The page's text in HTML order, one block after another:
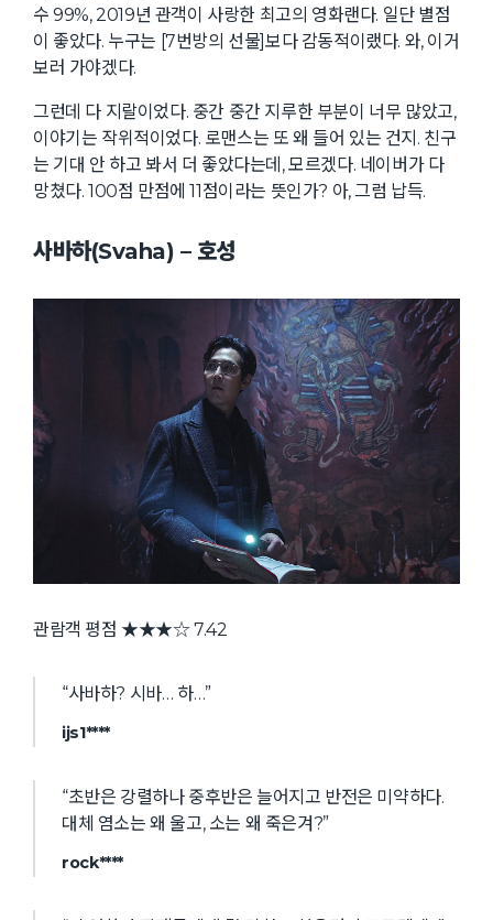
수 99%, 2019년 관객이 사랑한 최고의 영화랜다. 일단 별점
이 좋았다. 누구는 [7번방의 선물]보다 감동적이랬다. 와, 이거
보러 가야겠다.
그런데 다 지랄이었다. 중간 중간 지루한 부분이 너무 많았고,
이야기는 작위적이었다. 로맨스는 또 왜 들어 있는 건지. 친구
는 기대 안 하고 봐서 더 좋았다는데, 모르겠다. 네이버가 다
망쳤다. 100점 만점에 11점이라는 뜻인가? 아, 그럼 납득.
사바하(Svaha) – 호성
관람객 평점 ★★★☆ 7.42
“사바하? 시바… 하…”
ijs1****
“초반은 강렬하나 중후반은 늘어지고 반전은 미약하다.
대체 염소는 왜 울고, 소는 왜 죽은겨?”
rock****